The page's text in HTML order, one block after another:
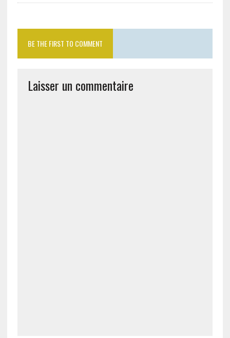
BE THE FIRST TO COMMENT
Laisser un commentaire